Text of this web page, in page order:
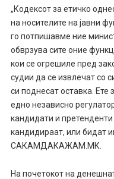
„Кодексот за етичко
на носителите на јавни
го потпишавме ние
обврзува сите оние
кои се огрешиле пред
судии да се извлечат со
си поднесат оставка. Ете
едно независно
кандидати и
кандидираат, или бидат
САКАМДАКАЖАМ.МК.
На почетокот на